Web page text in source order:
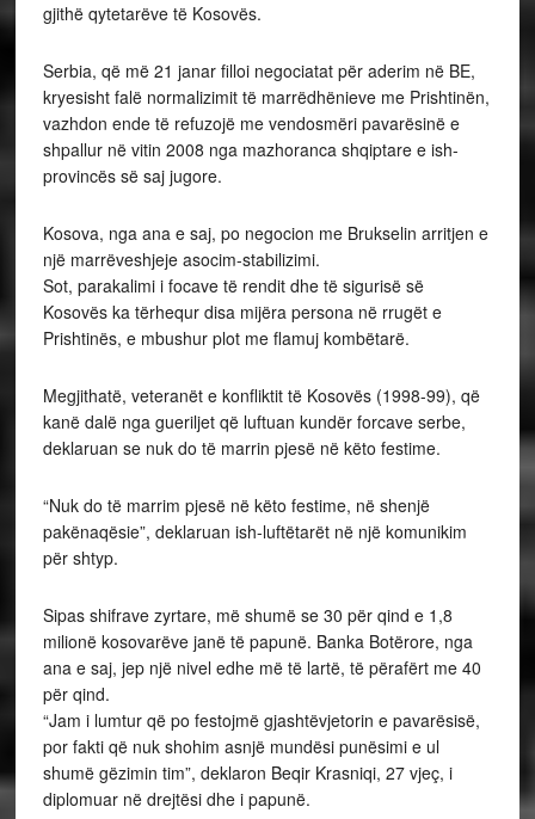
gjithë qytetarëve të Kosovës.
Serbia, që më 21 janar filloi negociatat për aderim në BE,
kryesisht falë normalizimit të marrëdhënieve me Prishtinën,
vazhdon ende të refuzojë me vendosmëri pavarësinë e
shpallur në vitin 2008 nga mazhoranca shqiptare e ish-
provincës së saj jugore.
Kosova, nga ana e saj, po negocion me Brukselin arritjen e
një marrëveshjeje asocim-stabilizimi.
Sot, parakalimi i focave të rendit dhe të sigurisë së
Kosovës ka tërhequr disa mijëra persona në rrugët e
Prishtinës, e mbushur plot me flamuj kombëtarë.
Megjithatë, veteranët e konfliktit të Kosovës (1998-99), që
kanë dalë nga gueriljet që luftuan kundër forcave serbe,
deklaruan se nuk do të marrin pjesë në këto festime.
“Nuk do të marrim pjesë në këto festime, në shenjë
pakënaqësie”, deklaruan ish-luftëtarët në një komunikim
për shtyp.
Sipas shifrave zyrtare, më shumë se 30 për qind e 1,8
milionë kosovarëve janë të papunë. Banka Botërore, nga
ana e saj, jep një nivel edhe më të lartë, të përafërt me 40
për qind.
“Jam i lumtur që po festojmë gjashtëvjetorin e pavarësisë,
por fakti që nuk shohim asnjë mundësi punësimi e ul
shumë gëzimin tim”, deklaron Beqir Krasniqi, 27 vjeç, i
diplomuar në drejtësi dhe i papunë.